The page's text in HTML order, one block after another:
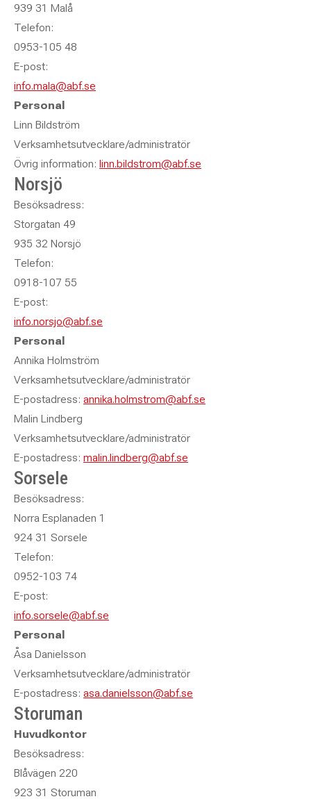
939 31 Malå
Telefon:
0953-105 48
E-post:
info.mala@abf.se
Personal
Linn Bildström
Verksamhetsutvecklare/administratör
Övrig information: linn.bildstrom@abf.se
Norsjö
Besöksadress:
Storgatan 49
935 32 Norsjö
Telefon:
0918-107 55
E-post:
info.norsjo@abf.se
Personal
Annika Holmström
Verksamhetsutvecklare/administratör
E-postadress: annika.holmstrom@abf.se
Malin Lindberg
Verksamhetsutvecklare/administratör
E-postadress: malin.lindberg@abf.se
Sorsele
Besöksadress:
Norra Esplanaden 1
924 31 Sorsele
Telefon:
0952-103 74
E-post:
info.sorsele@abf.se
Personal
Åsa Danielsson
Verksamhetsutvecklare/administratör
E-postadress: asa.danielsson@abf.se
Storuman
Huvudkontor
Besöksadress:
Blåvägen 220
923 31 Storuman